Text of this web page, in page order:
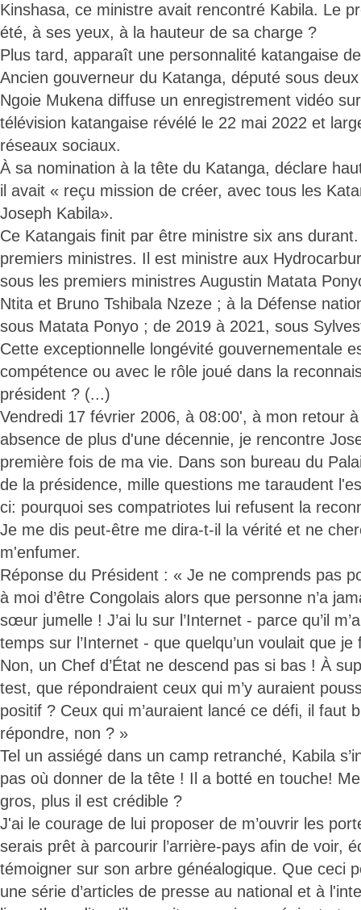
Kinshasa, ce ministre avait rencontré Kabila. Le
été, à ses yeux, à la hauteur de sa charge ?
Plus tard, apparaît une personnalité katangaise
Ancien gouverneur du Katanga, député sous
Ngoie Mukena diffuse un enregistrement vidéo
télévision katangaise révélé le 22 mai 2022 et
réseaux sociaux.
À sa nomination à la tête du Katanga, déclare
il avait « reçu mission de créer, avec tous les
Joseph Kabila».
Ce Katangais finit par être ministre six ans
premiers ministres. Il est ministre aux
sous les premiers ministres Augustin Matata
Ntita et Bruno Tshibala Nzeze ; à la Défense
sous Matata Ponyo ; de 2019 à 2021, sous
Cette exceptionnelle longévité gouvernementale
compétence ou avec le rôle joué dans la
président ? (...)
Vendredi 17 février 2006, à 08:00', à mon retour
absence de plus d'une décennie, je rencontre
première fois de ma vie. Dans son bureau du
de la présidence, mille questions me taraudent
ci: pourquoi ses compatriotes lui refusent la
Je me dis peut-être me dira-t-il la vérité et ne
m'enfumer.
Réponse du Président : « Je ne comprends pas
à moi d’être Congolais alors que personne n’a
sœur jumelle ! J’ai lu sur l’Internet - parce qu’il
temps sur l’Internet - que quelqu’un voulait que
Non, un Chef d’État ne descend pas si bas ! À
test, que répondraient ceux qui m’y auraient
positif ? Ceux qui m’auraient lancé ce défi, il faut
répondre, non ? »
Tel un assiégé dans un camp retranché, Kabila
pas où donner de la tête ! Il a botté en touche!
gros, plus il est crédible ?
J'ai le courage de lui proposer de m’ouvrir les
serais prêt à parcourir l’arrière-pays afin de voir,
témoigner sur son arbre généalogique. Que ceci
une série d’articles de presse au national et à